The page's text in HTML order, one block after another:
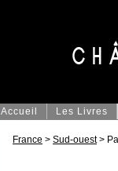
Accueil Les Livres
France > Sud-ouest>